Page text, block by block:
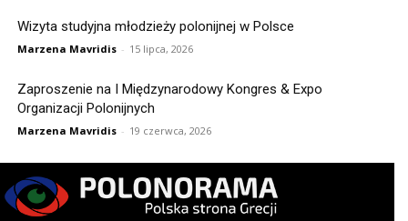
Wizyta studyjna młodzieży polonijnej w Polsce
Marzena Mavridis - 15 lipca, 2026
Zaproszenie na I Międzynarodowy Kongres & Expo
Organizacji Polonijnych
Marzena Mavridis - 19 czerwca, 2026